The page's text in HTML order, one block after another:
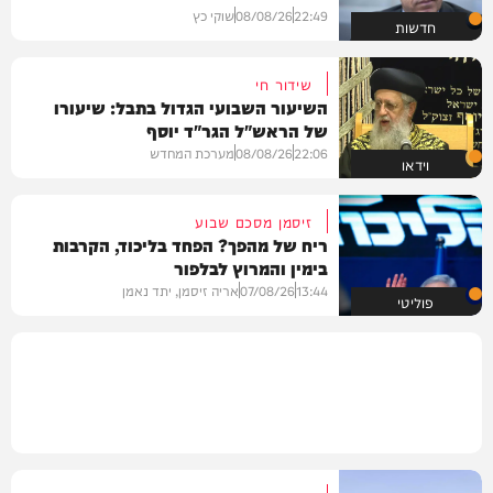
חדשות 22:49
08/08/26שוקי כץ
וידאו
שידור חי
השיעור השבועי הגדול בתבל: שיעורו
של הראש"ל הגר"ד יוסף
22:06
08/08/26מערכת המחדש
פוליטי
זיסמן מסכם שבוע
ריח של מהפך? הפחד בליכוד, הקרבות
בימין והמרוץ לבלפור
13:44
07/08/26אריה זיסמן, יתד נאמן